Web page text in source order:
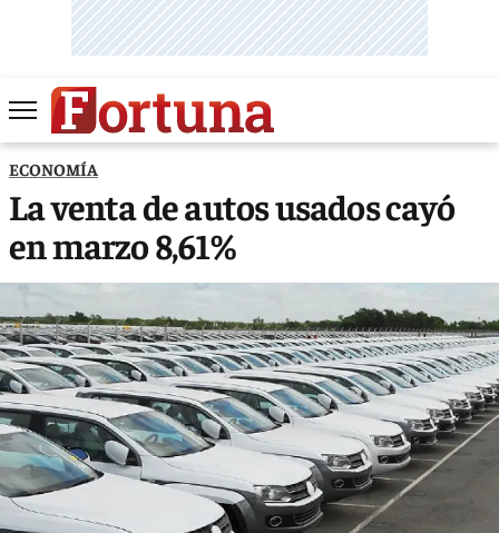
ECONOMÍA
La venta de autos usados cayó
en marzo 8,61%